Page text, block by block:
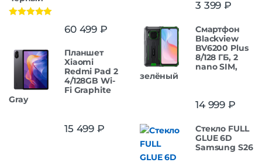
60 499 ₽
Планшет
Xiaomi
Redmi Pad 2
4/128GB Wi-
Fi Graphite
Gray
15 499 ₽
3 399 ₽
Смартфон
Blackview
BV6200 Plus
8/128 ГБ, 2
nano SIM,
зелёный
14 999 ₽
Стекло FULL
GLUE 6D
Samsung S26